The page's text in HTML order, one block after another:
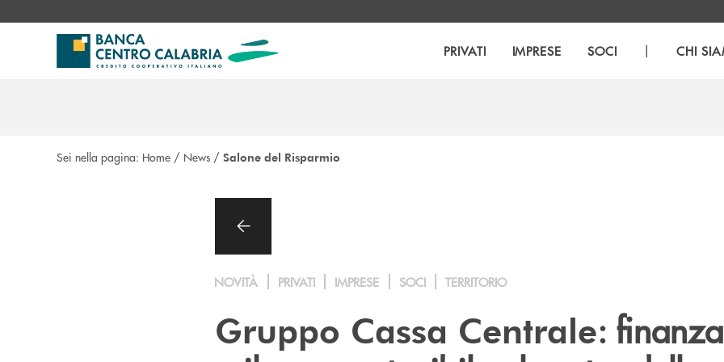
PRIVATI IMPRESE SOCI | CHI
Sei nella pagina: Home / News / Salone del Risparmio
NOVITÀ PRIVATI IMPRESE SOCI TERRITORIO
Gruppo Cassa Centrale: